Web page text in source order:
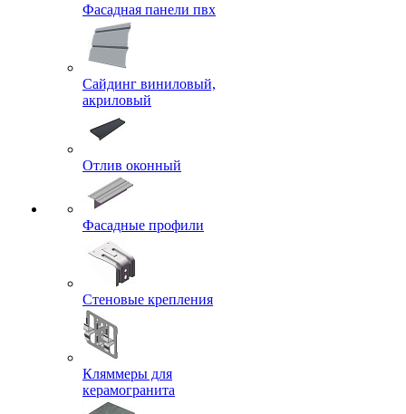
Фасадная панели пвх
Сайдинг виниловый,
акриловый
Отлив оконный
Фасадные профили
Стеновые крепления
Кляммеры для
керамогранита